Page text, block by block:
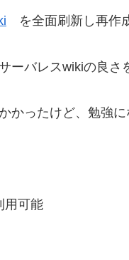
を全面刷新し再作
ーバレスwikiの良さ
かったけど、勉強に
用可能